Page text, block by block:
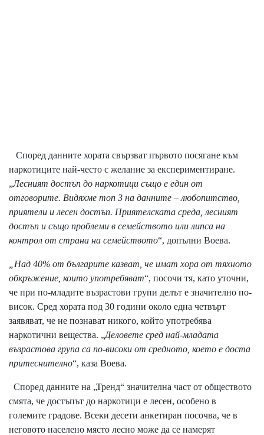
Според данните хората свързват първото посягане към
наркотиците най-често с желание за експериментиране.
„Лесният достъп до наркотици също е един от
отговорите. Видяхме топ 3 на данните – любопитство,
приятели и лесен достъп. Приятелската среда, лесният
достъп и също проблеми в семейството или липса на
контрол от страна на семейството“, допълни Воева.
„Над 40% от българите казват, че имат хора от тяхното
обкръжение, които употребяват“, посочи тя, като уточни,
че при по-младите възрастови групи делът е значително по-
висок. Сред хората под 30 години около една четвърт
заявяват, че не познават никого, който употребява
наркотични вещества. „Деловете сред най-младата
възрастова група са по-високи от средното, което е доста
притеснително“, каза Воева.
Според данните на „Тренд“ значителна част от обществото
смята, че достъпът до наркотици е лесен, особено в
големите градове. Всеки десети анкетиран посочва, че в
неговото населено място лесно може да се намерят